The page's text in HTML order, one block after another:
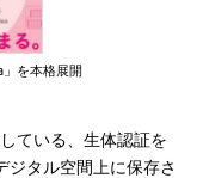
を本格展開
ている、生体認証を
ジタル空間上に保存さ